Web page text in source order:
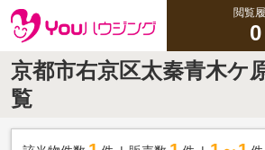
閲覧
0
京都市右京区太秦青木ケ
覧